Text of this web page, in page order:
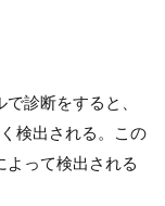
診断をすると、
検出される。この
よって検出される